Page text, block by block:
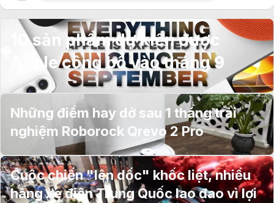
10 sản phẩm dự kiến được
Apple công bố vào tháng 9
Những điểm hay dở sau 1 tháng trải
nghiệm Roborock Qrevo 2 Pro
Cuộc chiến "lên dốc" khốc liệt, nhiều
hãng xe điện Trung Quốc lao đao vì lợi